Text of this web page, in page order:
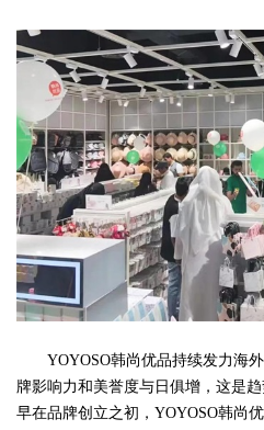
YOYOSO韩尚优品持续发力海外
牌影响力和美誉度与日俱增，这是
早在品牌创立之初，YOYOSO韩尚